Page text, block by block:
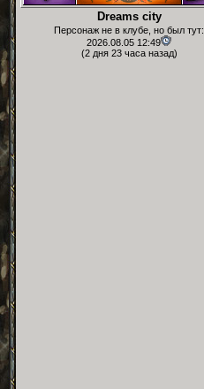
Dreams city
Персонаж не в клубе, но был тут:
2026.08.05 12:49
(2 дня 23 часа назад)